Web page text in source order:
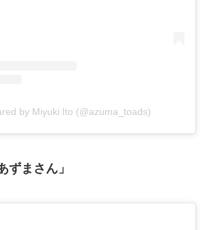
by Miyuki Ito (@azuma_toads)
ずまさん」